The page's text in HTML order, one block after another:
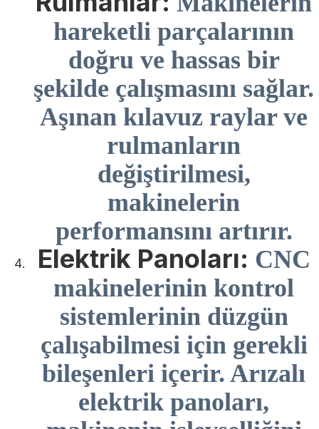
hareketli parçalarının
doğru ve hassas bir
şekilde çalışmasını sağlar.
Aşınan kılavuz raylar ve
rulmanların
değiştirilmesi,
makinelerin
performansını artırır.
Elektrik Panoları: CNC
makinelerinin kontrol
sistemlerinin düzgün
çalışabilmesi için gerekli
bileşenleri içerir. Arızalı
elektrik panoları,